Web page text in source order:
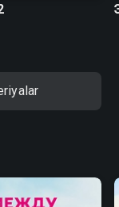
ko'rsatish seriyalar